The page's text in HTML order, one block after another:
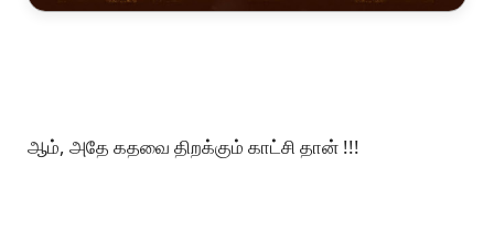
ஆம், அதே கதவை திறக்கும் காட்சி தான் !!!